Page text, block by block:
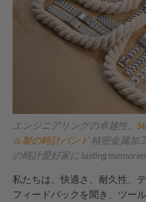
エンジニアリングの卓越性。
ル製の時計バンド精密金属加
の時計愛好家に lasting
私たちは、快適さ、耐久性、
フィードバックを聞き、ツー